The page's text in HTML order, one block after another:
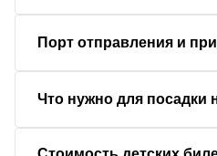
Порт отправления и
Что нужно для посадки